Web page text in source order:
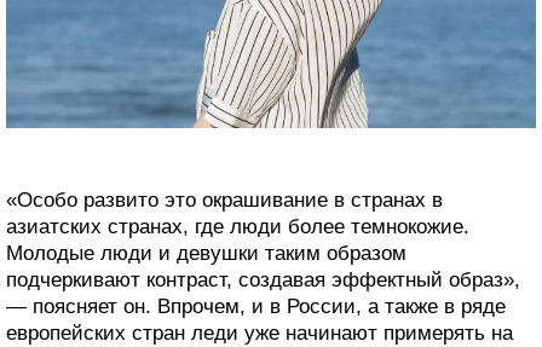
«Особо развито это окрашивание в странах в
азиатских странах, где люди более темнокожие.
Молодые люди и девушки таким образом
подчеркивают контраст, создавая эффектный образ»,
— поясняет он. Впрочем, и в России, а также в ряде
европейских стран леди уже начинают примерять на